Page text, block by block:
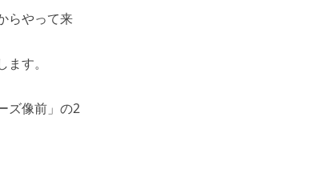
らやって来
す。
ズ像前」の2